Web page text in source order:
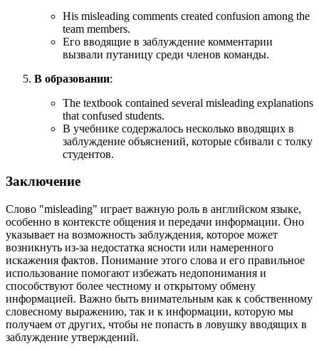
His misleading comments created confusion among the
team members.
Его вводящие в заблуждение комментарии
вызвали путаницу среди членов команды.
В образовании:
The textbook contained several misleading explanations
that confused students.
В учебнике содержалось несколько вводящих в
заблуждение объяснений, которые сбивали с толку
студентов.
Заключение
Слово "misleading" играет важную роль в английском языке,
особенно в контексте общения и передачи информации. Оно
указывает на возможность заблуждения, которое может
возникнуть из-за недостатка ясности или намеренного
искажения фактов. Понимание этого слова и его правильное
использование помогают избежать недопонимания и
способствуют более честному и открытому обмену
информацией. Важно быть внимательным как к собственному
словесному выражению, так и к информации, которую мы
получаем от других, чтобы не попасть в ловушку вводящих в
заблуждение утверждений.